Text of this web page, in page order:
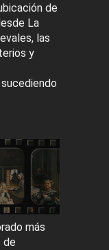
de
La
las
y
más
de